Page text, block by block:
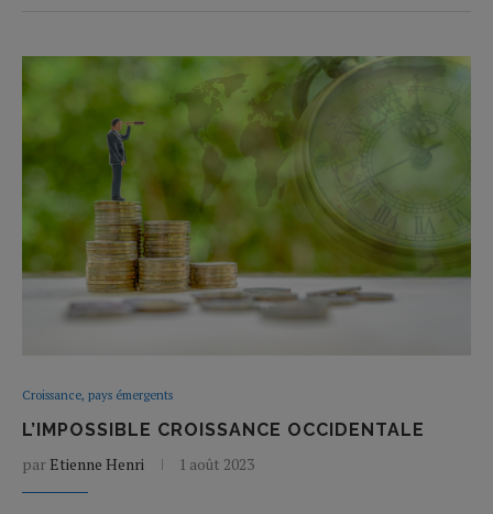
Croissance, pays émergents
L’IMPOSSIBLE CROISSANCE OCCIDENTALE
par Etienne Henri 1 août 2023